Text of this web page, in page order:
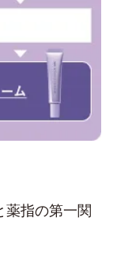
薬指の第一関